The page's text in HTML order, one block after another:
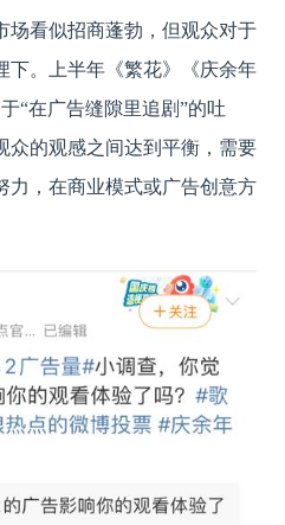
场看似招商蓬勃，但观众对于
下。上半年《繁花》《庆余年
“在广告缝隙里追剧”的吐
众的观感之间达到平衡，需要
力，在商业模式或广告创意方